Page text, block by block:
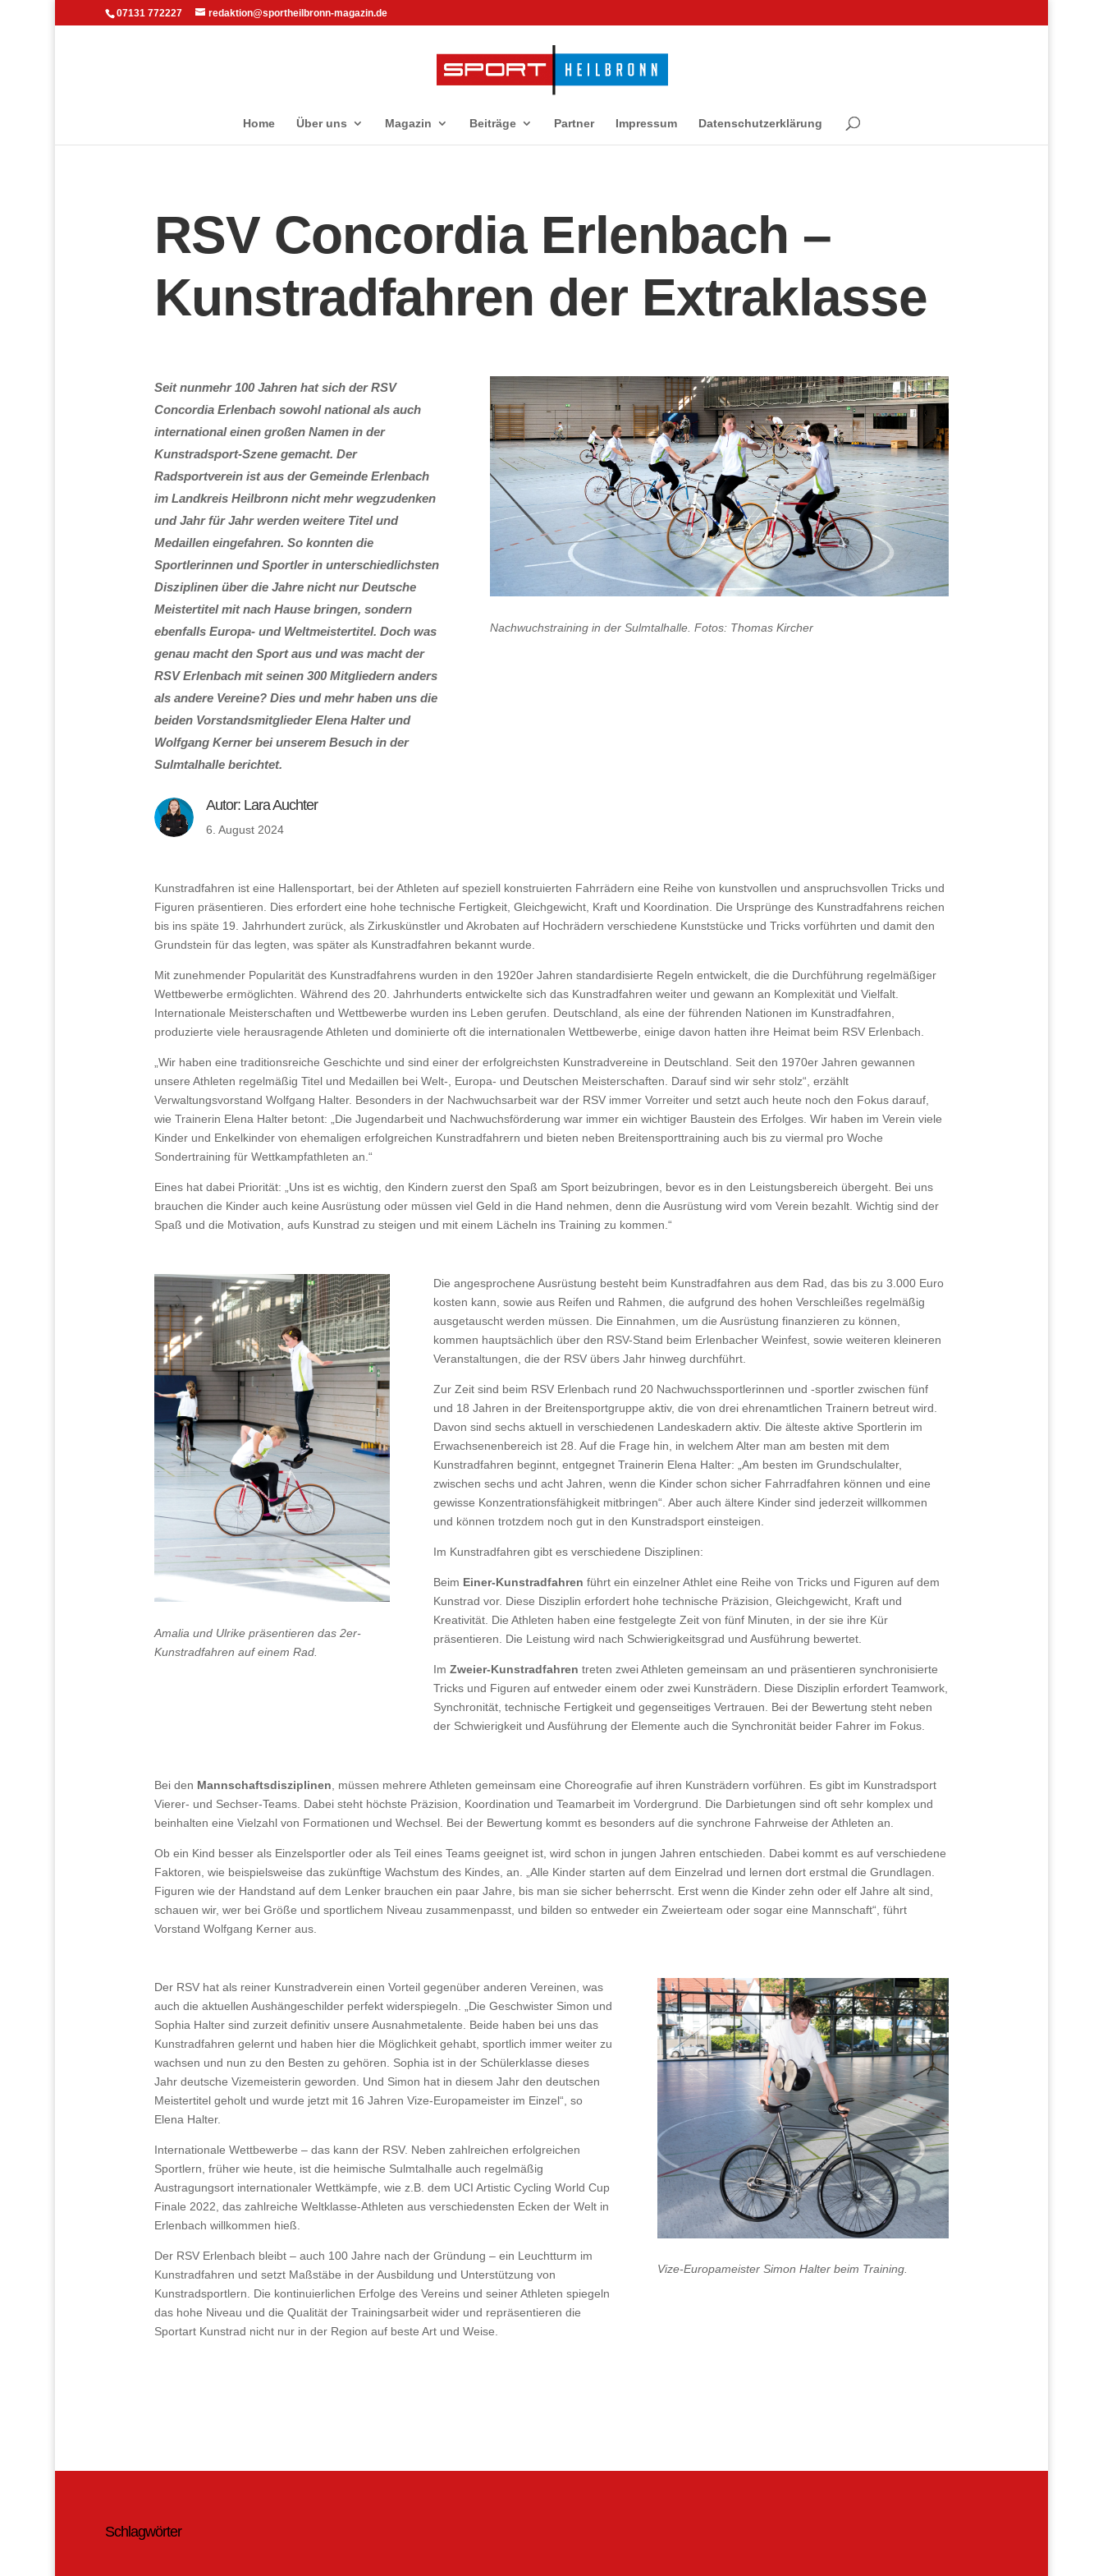
07131 772227 redaktion@sportheilbronn-magazin.de
Home Über uns Magazin Beiträge Partner Impressum Datenschutzerklärung
RSV Concordia Erlenbach –
Kunstradfahren der Extraklasse
Seit nunmehr 100 Jahren hat sich der RSV
Concordia Erlenbach sowohl national als auch
international einen großen Namen in der
Kunstradsport-Szene gemacht. Der
Radsportverein ist aus der Gemeinde Erlenbach
im Landkreis Heilbronn nicht mehr wegzudenken
und Jahr für Jahr werden weitere Titel und
Medaillen eingefahren. So konnten die
Sportlerinnen und Sportler in unterschiedlichsten
Disziplinen über die Jahre nicht nur Deutsche
Meistertitel mit nach Hause bringen, sondern
ebenfalls Europa- und Weltmeistertitel. Doch was
genau macht den Sport aus und was macht der
RSV Erlenbach mit seinen 300 Mitgliedern anders
als andere Vereine? Dies und mehr haben uns die
beiden Vorstandsmitglieder Elena Halter und
Wolfgang Kerner bei unserem Besuch in der
Sulmtalhalle berichtet.
Autor: Lara Auchter
6. August 2024
Nachwuchstraining in der Sulmtalhalle. Fotos: Thomas Kircher
Kunstradfahren ist eine Hallensportart, bei der Athleten auf speziell konstruierten Fahrrädern eine Reihe von kunstvollen und anspruchsvollen Tricks und
Figuren präsentieren. Dies erfordert eine hohe technische Fertigkeit, Gleichgewicht, Kraft und Koordination. Die Ursprünge des Kunstradfahrens reichen
bis ins späte 19. Jahrhundert zurück, als Zirkuskünstler und Akrobaten auf Hochrädern verschiedene Kunststücke und Tricks vorführten und damit den
Grundstein für das legten, was später als Kunstradfahren bekannt wurde.
Mit zunehmender Popularität des Kunstradfahrens wurden in den 1920er Jahren standardisierte Regeln entwickelt, die die Durchführung regelmäßiger
Wettbewerbe ermöglichten. Während des 20. Jahrhunderts entwickelte sich das Kunstradfahren weiter und gewann an Komplexität und Vielfalt.
Internationale Meisterschaften und Wettbewerbe wurden ins Leben gerufen. Deutschland, als eine der führenden Nationen im Kunstradfahren,
produzierte viele herausragende Athleten und dominierte oft die internationalen Wettbewerbe, einige davon hatten ihre Heimat beim RSV Erlenbach.
„Wir haben eine traditionsreiche Geschichte und sind einer der erfolgreichsten Kunstradvereine in Deutschland. Seit den 1970er Jahren gewannen
unsere Athleten regelmäßig Titel und Medaillen bei Welt-, Europa- und Deutschen Meisterschaften. Darauf sind wir sehr stolz“, erzählt
Verwaltungsvorstand Wolfgang Halter. Besonders in der Nachwuchsarbeit war der RSV immer Vorreiter und setzt auch heute noch den Fokus darauf,
wie Trainerin Elena Halter betont: „Die Jugendarbeit und Nachwuchsförderung war immer ein wichtiger Baustein des Erfolges. Wir haben im Verein viele
Kinder und Enkelkinder von ehemaligen erfolgreichen Kunstradfahrern und bieten neben Breitensporttraining auch bis zu viermal pro Woche
Sondertraining für Wettkampfathleten an.“
Eines hat dabei Priorität: „Uns ist es wichtig, den Kindern zuerst den Spaß am Sport beizubringen, bevor es in den Leistungsbereich übergeht. Bei uns
brauchen die Kinder auch keine Ausrüstung oder müssen viel Geld in die Hand nehmen, denn die Ausrüstung wird vom Verein bezahlt. Wichtig sind der
Spaß und die Motivation, aufs Kunstrad zu steigen und mit einem Lächeln ins Training zu kommen.“
Amalia und Ulrike präsentieren das 2er-
Kunstradfahren auf einem Rad.
Die angesprochene Ausrüstung besteht beim Kunstradfahren aus dem Rad, das bis zu 3.000 Euro
kosten kann, sowie aus Reifen und Rahmen, die aufgrund des hohen Verschleißes regelmäßig
ausgetauscht werden müssen. Die Einnahmen, um die Ausrüstung finanzieren zu können,
kommen hauptsächlich über den RSV-Stand beim Erlenbacher Weinfest, sowie weiteren kleineren
Veranstaltungen, die der RSV übers Jahr hinweg durchführt.
Zur Zeit sind beim RSV Erlenbach rund 20 Nachwuchssportlerinnen und -sportler zwischen fünf
und 18 Jahren in der Breitensportgruppe aktiv, die von drei ehrenamtlichen Trainern betreut wird.
Davon sind sechs aktuell in verschiedenen Landeskadern aktiv. Die älteste aktive Sportlerin im
Erwachsenenbereich ist 28. Auf die Frage hin, in welchem Alter man am besten mit dem
Kunstradfahren beginnt, entgegnet Trainerin Elena Halter: „Am besten im Grundschulalter,
zwischen sechs und acht Jahren, wenn die Kinder schon sicher Fahrradfahren können und eine
gewisse Konzentrationsfähigkeit mitbringen“. Aber auch ältere Kinder sind jederzeit willkommen
und können trotzdem noch gut in den Kunstradsport einsteigen.
Im Kunstradfahren gibt es verschiedene Disziplinen:
Beim Einer-Kunstradfahren führt ein einzelner Athlet eine Reihe von Tricks und Figuren auf dem
Kunstrad vor. Diese Disziplin erfordert hohe technische Präzision, Gleichgewicht, Kraft und
Kreativität. Die Athleten haben eine festgelegte Zeit von fünf Minuten, in der sie ihre Kür
präsentieren. Die Leistung wird nach Schwierigkeitsgrad und Ausführung bewertet.
ImZweier-Kunstradfahren treten zwei Athleten gemeinsam an und präsentieren synchronisierte
Tricks und Figuren auf entweder einem oder zwei Kunsträdern. Diese Disziplin erfordert Teamwork,
Synchronität, technische Fertigkeit und gegenseitiges Vertrauen. Bei der Bewertung steht neben
der Schwierigkeit und Ausführung der Elemente auch die Synchronität beider Fahrer im Fokus.
Bei den Mannschaftsdisziplinen , müssen mehrere Athleten gemeinsam eine Choreografie auf ihren Kunsträdern vorführen. Es gibt im Kunstradsport
Vierer- und Sechser-Teams. Dabei steht höchste Präzision, Koordination und Teamarbeit im Vordergrund. Die Darbietungen sind oft sehr komplex und
beinhalten eine Vielzahl von Formationen und Wechsel. Bei der Bewertung kommt es besonders auf die synchrone Fahrweise der Athleten an.
Ob ein Kind besser als Einzelsportler oder als Teil eines Teams geeignet ist, wird schon in jungen Jahren entschieden. Dabei kommt es auf verschiedene
Faktoren, wie beispielsweise das zukünftige Wachstum des Kindes, an. „Alle Kinder starten auf dem Einzelrad und lernen dort erstmal die Grundlagen.
Figuren wie der Handstand auf dem Lenker brauchen ein paar Jahre, bis man sie sicher beherrscht. Erst wenn die Kinder zehn oder elf Jahre alt sind,
schauen wir, wer bei Größe und sportlichem Niveau zusammenpasst, und bilden so entweder ein Zweierteam oder sogar eine Mannschaft“, führt
Vorstand Wolfgang Kerner aus.
Der RSV hat als reiner Kunstradverein einen Vorteil gegenüber anderen Vereinen, was
auch die aktuellen Aushängeschilder perfekt widerspiegeln. „Die Geschwister Simon und
Sophia Halter sind zurzeit definitiv unsere Ausnahmetalente. Beide haben bei uns das
Kunstradfahren gelernt und haben hier die Möglichkeit gehabt, sportlich immer weiter zu
wachsen und nun zu den Besten zu gehören. Sophia ist in der Schülerklasse dieses
Jahr deutsche Vizemeisterin geworden. Und Simon hat in diesem Jahr den deutschen
Meistertitel geholt und wurde jetzt mit 16 Jahren Vize-Europameister im Einzel“, so
Elena Halter.
Internationale Wettbewerbe – das kann der RSV. Neben zahlreichen erfolgreichen
Sportlern, früher wie heute, ist die heimische Sulmtalhalle auch regelmäßig
Austragungsort internationaler Wettkämpfe, wie z.B. dem UCI Artistic Cycling World Cup
Finale 2022, das zahlreiche Weltklasse-Athleten aus verschiedensten Ecken der Welt in
Erlenbach willkommen hieß.
Der RSV Erlenbach bleibt – auch 100 Jahre nach der Gründung – ein Leuchtturm im
Kunstradfahren und setzt Maßstäbe in der Ausbildung und Unterstützung von
Kunstradsportlern. Die kontinuierlichen Erfolge des Vereins und seiner Athleten spiegeln
das hohe Niveau und die Qualität der Trainingsarbeit wider und repräsentieren die
Sportart Kunstrad nicht nur in der Region auf beste Art und Weise.
Vize-Europameister Simon Halter beim Training.
Schlagwörter